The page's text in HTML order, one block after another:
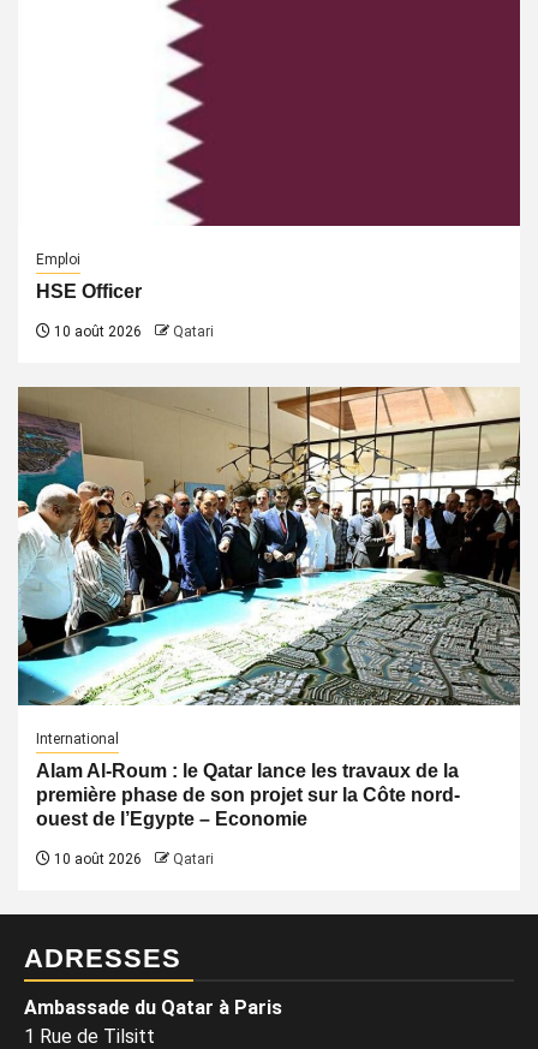
Emploi
HSE Officer
10 août 2026 Qatari
International
Alam Al-Roum : le Qatar lance les travaux de la
première phase de son projet sur la Côte nord-
ouest de l’Egypte – Economie
10 août 2026 Qatari
ADRESSES
Ambassade du Qatar à Paris
1 Rue de Tilsitt